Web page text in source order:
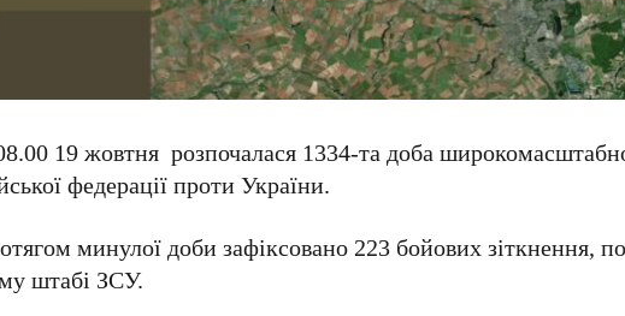
19 жовтня розпочалася 1334-та доба
федерації проти України.
минулої доби зафіксовано 223 бойових зіткнення,
штабі ЗСУ.